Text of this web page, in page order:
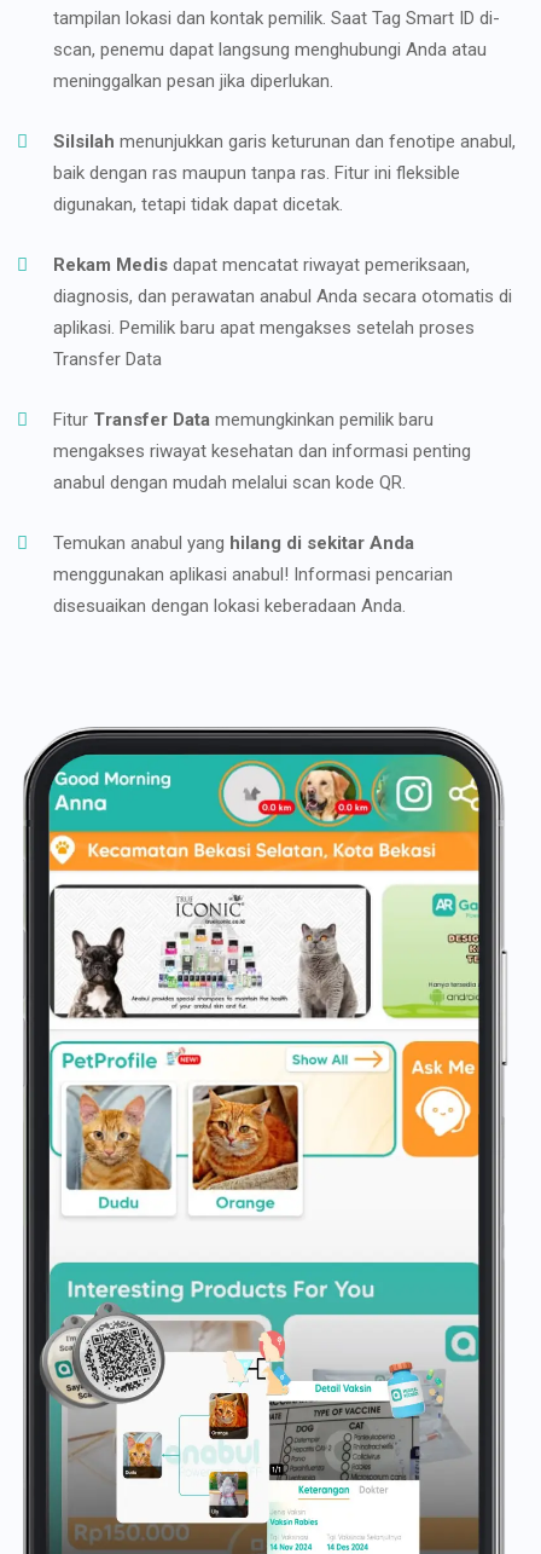
tampilan lokasi dan kontak pemilik. Saat Tag Smart ID di-
scan, penemu dapat langsung menghubungi Anda atau
meninggalkan pesan jika diperlukan.
Silsilah menunjukkan garis keturunan dan fenotipe anabul,
baik dengan ras maupun tanpa ras. Fitur ini fleksible
digunakan, tetapi tidak dapat dicetak.
Rekam Medis dapat mencatat riwayat pemeriksaan,
diagnosis, dan perawatan anabul Anda secara otomatis di
aplikasi. Pemilik baru apat mengakses setelah proses
Transfer Data
Fitur Transfer Data memungkinkan pemilik baru
mengakses riwayat kesehatan dan informasi penting
anabul dengan mudah melalui scan kode QR.
Temukan anabul yang hilang di sekitar Anda
menggunakan aplikasi anabul! Informasi pencarian
disesuaikan dengan lokasi keberadaan Anda.